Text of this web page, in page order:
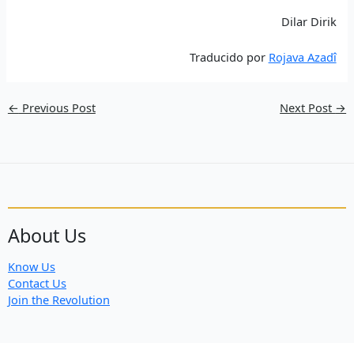
Dilar Dirik
Traducido por Rojava Azadî
← Previous Post Next Post →
About Us
Know Us
Contact Us
Join the Revolution